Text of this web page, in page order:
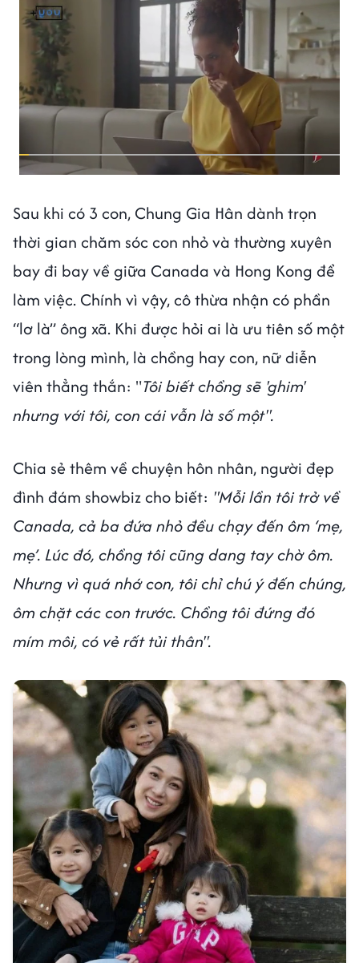
Sau khi có 3 con, Chung Gia Hân dành trọn
thời gian chăm sóc con nhỏ và thường xuyên
bay đi bay về giữa Canada và Hong Kong để
làm việc. Chính vì vậy, cô thừa nhận có phần
“lơ là” ông xã. Khi được hỏi ai là ưu tiên số một
trong lòng mình, là chồng hay con, nữ diễn
viên thẳng thắn: "Tôi biết chồng sẽ 'ghim'
nhưng với tôi, con cái vẫn là số một".
Chia sẻ thêm về chuyện hôn nhân, người đẹp
đình đám showbiz cho biết: "Mỗi lần tôi trở về
Canada, cả ba đứa nhỏ đều chạy đến ôm ‘mẹ,
mẹ’. Lúc đó, chồng tôi cũng dang tay chờ ôm.
Nhưng vì quá nhớ con, tôi chỉ chú ý đến chúng,
ôm chặt các con trước. Chồng tôi đứng đó
mím môi, có vẻ rất tủi thân".